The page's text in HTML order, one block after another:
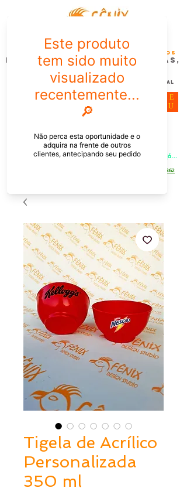
FÊNIX DESIGN STUDIO | Design
Gráfico| Desenvolvimento de Produtos
Personalizados para Pessoas,
Empresas e EventoS
Lembrancinhas, Brindes promocionais,
Decoração, Presentes e Comunicação Visual
PEDIDOS PELO CHAT OU WHATSAPP: Informe os produtos,
quantidade e o CEP ou endereço de entrega e receba um link já
ME
NU
[21] 9 6546 4862
Tigela de Acrílico
Personalizada
350 ml